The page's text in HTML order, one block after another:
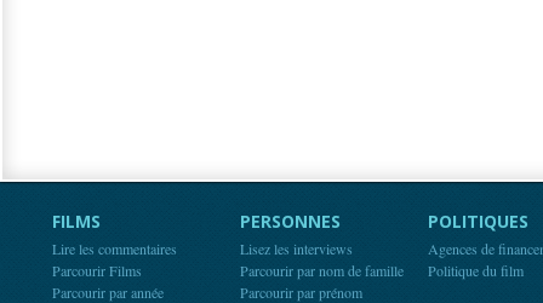
FILMS
Lire les commentaires
Parcourir Films
Parcourir par année
PERSONNES
Lisez les interviews
Parcourir par nom de famille
Parcourir par prénom
POLITIQUES
Agences de
Politique du film